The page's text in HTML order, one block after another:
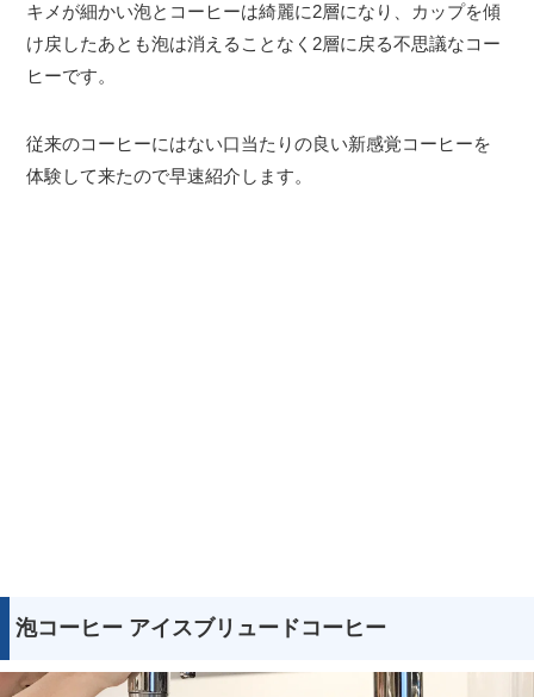
キメが細かい泡とコーヒーは綺麗に2層になり、カップを傾
け戻したあとも泡は消えることなく2層に戻る不思議なコー
ヒーです。
従来のコーヒーにはない口当たりの良い新感覚コーヒーを
体験して来たので早速紹介します。
泡コーヒー アイスブリュードコーヒー